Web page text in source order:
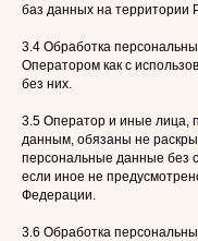
баз данных на территории
3.4 Обработка
Оператором как с
без них.
3.5 Оператор и иные лица,
данным, обязаны не
персональные данные без
если иное не
Федерации.
3.6 Обработка